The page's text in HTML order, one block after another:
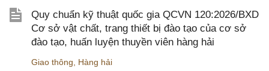
Quy chuẩn kỹ thuật quốc gia QCVN 120:2026/BXD
Cơ sở vật chất, trang thiết bị đào tạo của cơ sở
đào tạo, huấn luyện thuyền viên hàng hải
Giao thông Hàng hải